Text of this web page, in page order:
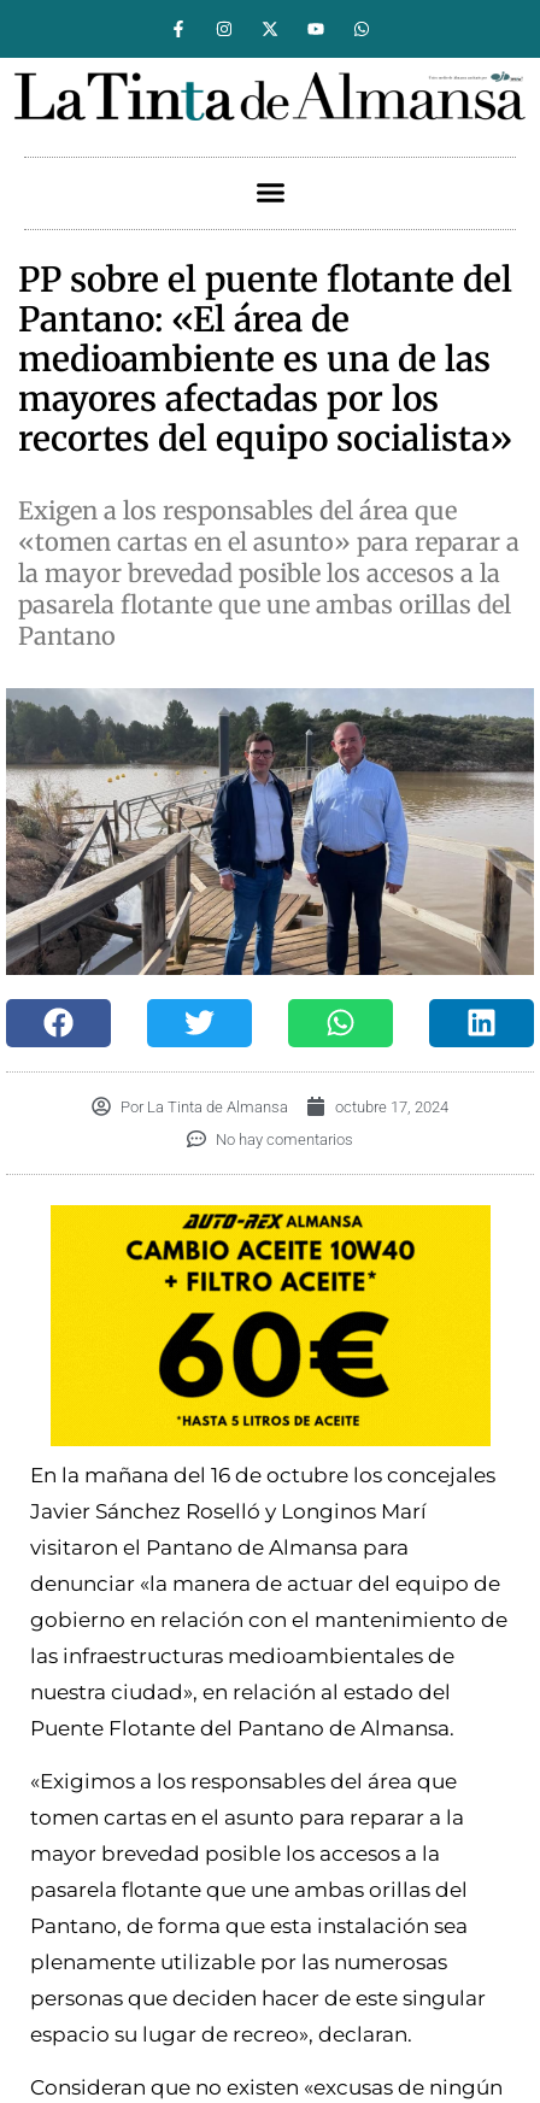
PP sobre el puente flotante del
Pantano: «El área de
medioambiente es una de las
mayores afectadas por los
recortes del equipo socialista»
Exigen a los responsables del área que
«tomen cartas en el asunto» para reparar a
la mayor brevedad posible los accesos a la
pasarela flotante que une ambas orillas del
Pantano
Por La Tinta de Almansa
octubre 17, 2024
No hay comentarios
En la mañana del 16 de octubre los concejales
Javier Sánchez Roselló y Longinos Marí
visitaron el Pantano de Almansa para
denunciar «la manera de actuar del equipo de
gobierno en relación con el mantenimiento de
las infraestructuras medioambientales de
nuestra ciudad», en relación al estado del
Puente Flotante del Pantano de Almansa.
«Exigimos a los responsables del área que
tomen cartas en el asunto para reparar a la
mayor brevedad posible los accesos a la
pasarela flotante que une ambas orillas del
Pantano, de forma que esta instalación sea
plenamente utilizable por las numerosas
personas que deciden hacer de este singular
espacio su lugar de recreo», declaran.
Consideran que no existen «excusas de ningún